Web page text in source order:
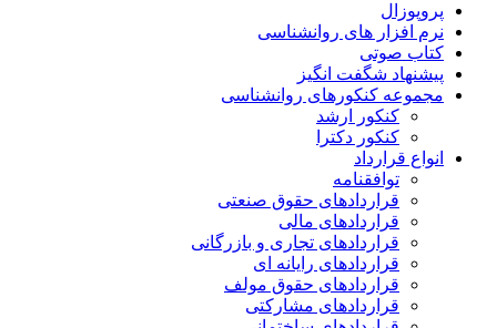
پروپوزال
نرم افزار های روانشناسی
کتاب صوتی
پیشنهاد شگفت انگیز
مجموعه کنکورهای روانشناسی
کنکور ارشد
کنکور دکترا
انواع قرارداد
توافقنامه
قراردادهای حقوق صنعتی
قراردادهای مالی
قراردادهای تجاری و بازرگانی
قراردادهای رایانه ای
قراردادهای حقوق مولف
قراردادهای مشارکتی